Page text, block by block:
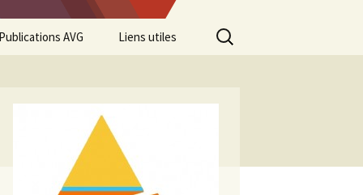
Publications AVG
Diaporama Exposition
minéralogique AVG 2016
Liens utiles
Rechercher :